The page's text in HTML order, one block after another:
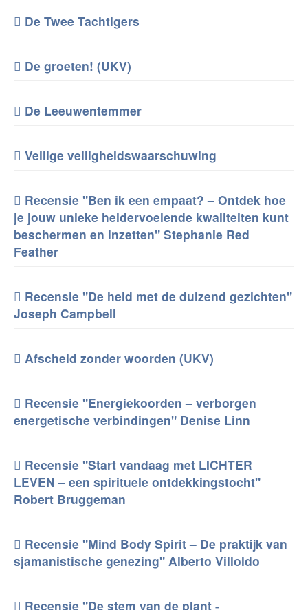
De Twee Tachtigers
De groeten! (UKV)
De Leeuwentemmer
Veilige veiligheidswaarschuwing
Recensie "Ben ik een empaat? – Ontdek hoe
je jouw unieke heldervoelende kwaliteiten kunt
beschermen en inzetten" Stephanie Red
Feather
Recensie "De held met de duizend gezichten"
Joseph Campbell
Afscheid zonder woorden (UKV)
Recensie "Energiekoorden – verborgen
energetische verbindingen" Denise Linn
Recensie "Start vandaag met LICHTER
LEVEN – een spirituele ontdekkingstocht"
Robert Bruggeman
Recensie "Mind Body Spirit – De praktijk van
sjamanistische genezing" Alberto Villoldo
Recensie "De stem van de plant -